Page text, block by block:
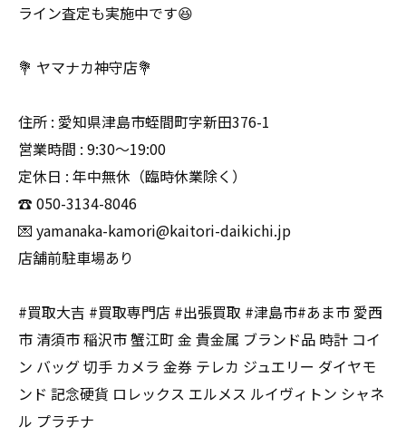
ライン査定も実施中です😆
💐 ヤマナカ神守店💐
住所 : 愛知県津島市蛭間町字新田376-1
営業時間 : 9:30〜19:00
定休日 : 年中無休（臨時休業除く）
☎️ 050-3134-8046
💌 yamanaka-kamori@kaitori-daikichi.jp
店舗前駐車場あり
#買取大吉 #買取専門店 #出張買取 #津島市#あま市 愛西
市 清須市 稲沢市 蟹江町 金 貴金属 ブランド品 時計 コイ
ン バッグ 切手 カメラ 金券 テレカ ジュエリー ダイヤモ
ンド 記念硬貨 ロレックス エルメス ルイヴィトン シャネ
ル プラチナ